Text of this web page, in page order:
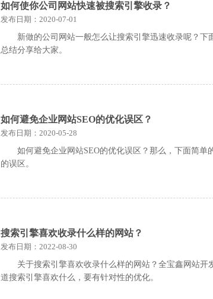
如何使你公司网站快速被搜索引擎收录？
发布日期：2020-07-01
新做的公司网站一般怎么让搜索引擎迅速收录呢？
总结分享给大家。
如何避免企业网站SEO的优化误区？
发布日期：2020-05-28
如何避免企业网站SEO的优化误区？那么，下面简
的误区。
搜索引擎喜欢收录什么样的网站？
发布日期：2022-08-30
关于搜索引擎喜欢收录什么样的网站？全宝鑫网站开
道搜索引擎喜欢什么，要有针对性的优化。